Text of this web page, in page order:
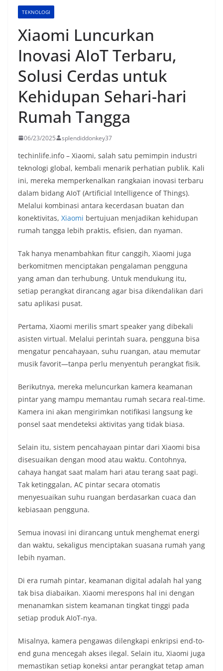
TEKNOLOGI
Xiaomi Luncurkan
Inovasi AIoT Terbaru,
Solusi Cerdas untuk
Kehidupan Sehari-hari
Rumah Tangga
06/23/2025 splendiddonkey37
techinlife.info – Xiaomi, salah satu pemimpin industri
teknologi global, kembali menarik perhatian publik. Kali
ini, mereka memperkenalkan rangkaian inovasi terbaru
dalam bidang AIoT (Artificial Intelligence of Things).
Melalui kombinasi antara kecerdasan buatan dan
konektivitas, Xiaomi bertujuan menjadikan kehidupan
rumah tangga lebih praktis, efisien, dan nyaman.
Tak hanya menambahkan fitur canggih, Xiaomi juga
berkomitmen menciptakan pengalaman pengguna
yang aman dan terhubung. Untuk mendukung itu,
setiap perangkat dirancang agar bisa dikendalikan dari
satu aplikasi pusat.
Pertama, Xiaomi merilis smart speaker yang dibekali
asisten virtual. Melalui perintah suara, pengguna bisa
mengatur pencahayaan, suhu ruangan, atau memutar
musik favorit—tanpa perlu menyentuh perangkat fisik.
Berikutnya, mereka meluncurkan kamera keamanan
pintar yang mampu memantau rumah secara real-time.
Kamera ini akan mengirimkan notifikasi langsung ke
ponsel saat mendeteksi aktivitas yang tidak biasa.
Selain itu, sistem pencahayaan pintar dari Xiaomi bisa
disesuaikan dengan mood atau waktu. Contohnya,
cahaya hangat saat malam hari atau terang saat pagi.
Tak ketinggalan, AC pintar secara otomatis
menyesuaikan suhu ruangan berdasarkan cuaca dan
kebiasaan pengguna.
Semua inovasi ini dirancang untuk menghemat energi
dan waktu, sekaligus menciptakan suasana rumah yang
lebih nyaman.
Di era rumah pintar, keamanan digital adalah hal yang
tak bisa diabaikan. Xiaomi merespons hal ini dengan
menanamkan sistem keamanan tingkat tinggi pada
setiap produk AIoT-nya.
Misalnya, kamera pengawas dilengkapi enkripsi end-to-
end guna mencegah akses ilegal. Selain itu, Xiaomi juga
memastikan setiap koneksi antar perangkat tetap aman